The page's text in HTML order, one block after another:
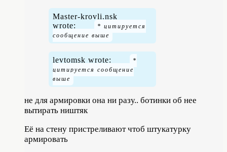
Master-krovli.nsk
wrote:
levtomsk wrote:
не для армировки она ни разу.. ботинки об нее
вытирать ништяк
Её на стену пристреливают чтоб штукатурку
армировать